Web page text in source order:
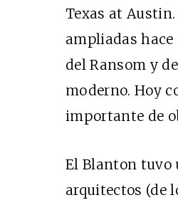
Texas at
ampliadas
del Ransom y
moderno. Hoy
importante de
El Blanton tuvo
arquitectos (de